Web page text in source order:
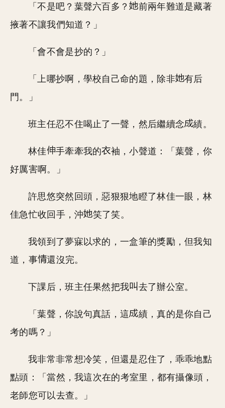
「不是吧？葉聲六百多？
前兩年難道是藏著
掖著不讓我們知道？」
「會不會是抄的？」
「上哪抄啊，學校自己命的題，除非
有后
門。」
班主任忍不住喝止了一聲，然后繼續念 績。
林佳 手牽牽我的
袖，小聲道：「葉聲，你
好厲害啊。」
許思悠突然回頭，惡狠狠地瞪了林佳一眼，林
佳急忙收回手，沖
笑了笑。
我領到了夢寐以求的，一盒筆的獎勵，但我知
道，事
還沒完。
下課后，班主任果然把我 去了辦公室。
「葉聲，你說句真話，這
績，真的是你自己
考的嗎？」
我非常非常想冷笑，但還是忍住了，乖乖地點
點頭：「當然，我這次在的考室里，都有攝像頭，
老師您可以去查。」